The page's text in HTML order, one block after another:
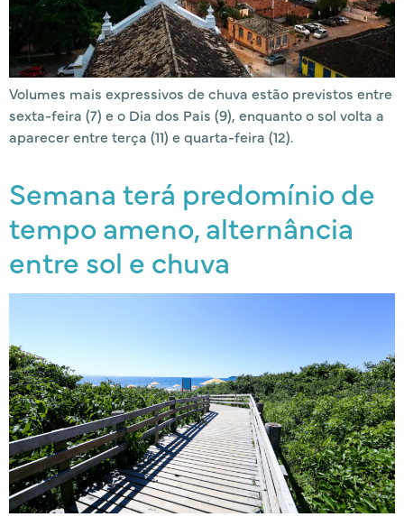
Volumes mais expressivos de chuva estão previstos entre
sexta-feira (7) e o Dia dos Pais (9), enquanto o sol volta a
aparecer entre terça (11) e quarta-feira (12).
Semana terá predomínio de
tempo ameno, alternância
entre sol e chuva